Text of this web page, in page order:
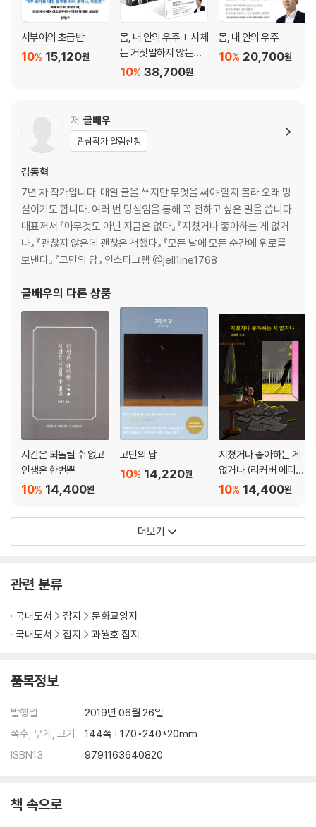
시부야의 초급반
15,120원
10%
몸, 내 안의 우주 + 시체
는 거짓말하지 않는다
세트 38,700원
10%
몸, 내 안의 우주
20,700원
10%
저 글배우
관심작가 알림신청
김동혁
7년 차 작가입니다. 매일 글을 쓰지만 무엇을 써야 할지 몰라 오래 망
설이기도 합니다. 여러 번 망설임을 통해 꼭 전하고 싶은 말을 씁니다.
대표저서 『아무것도 아닌 지금은 없다』 『지쳤거나 좋아하는 게 없거
나』 『괜찮지 않은데 괜찮은 척했다』 『모든 날에 모든 순간에 위로를
보낸다』 『고민의 답』 인스타그램 @jell1ine1768
글배우의 다른 상품
시간은 되돌릴 수 없고
인생은 한번뿐
14,400원
10%
고민의 답
14,220원
10%
지쳤거나 좋아하는 게
없거나 (리커버 에디
션)
14,400원
10%
더보기
관련 분류
국내도서 잡지
문화교양지
국내도서
잡지 과월호 잡지
품목정보
발행일
2019년 06월 26일
쪽수, 무게, 크기
144쪽 | 170*240*20mm
ISBN13
9791163640820
책 속으로